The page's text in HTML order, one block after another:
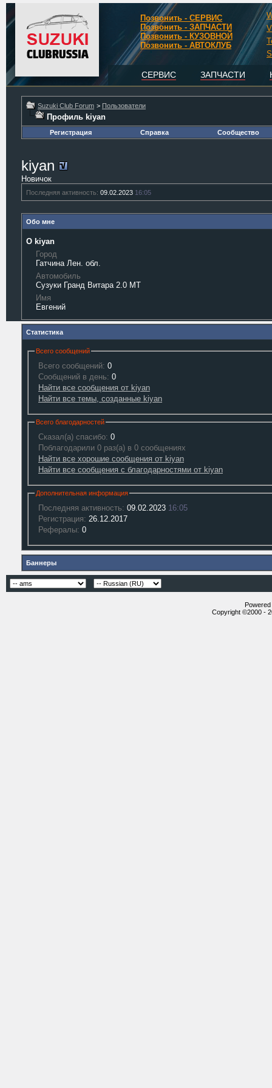
Позвонить - СЕРВИС
Позвонить - ЗАПЧАСТИ
Позвонить - КУЗОВНОЙ
Позвонить - АВТОКЛУБ
СЕРВИС ЗАПЧАСТИ
Suzuki Club Forum > Пользователи
Профиль kiyan
Регистрация Справка Сообщество
kiyan
Новичок
Последняя активность: 09.02.2023 16:05
Обо мне
О kiyan
Город
Гатчина Лен. обл.
Автомобиль
Сузуки Гранд Витара 2.0 МТ
Имя
Евгений
Статистика
Всего сообщений
Всего сообщений: 0
Сообщений в день: 0
Найти все сообщения от kiyan
Найти все темы, созданные kiyan
Всего благодарностей
Сказал(а) спасибо: 0
Поблагодарили 0 раз(а) в 0 сообщениях
Найти все хорошие сообщения от kiyan
Найти все сообщения с благодарностями от kiyan
Дополнительная информация
Последняя активность: 09.02.2023 16:05
Регистрация: 26.12.2017
Рефералы: 0
Баннеры
Copyright ©2000 -